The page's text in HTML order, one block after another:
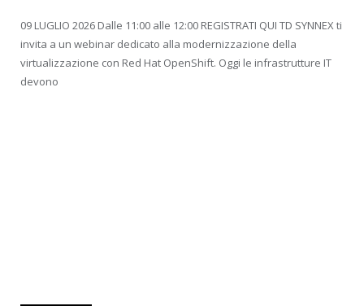
09 LUGLIO 2026 Dalle 11:00 alle 12:00 REGISTRATI QUI TD SYNNEX ti
invita a un webinar dedicato alla modernizzazione della
virtualizzazione con Red Hat OpenShift. Oggi le infrastrutture IT
devono